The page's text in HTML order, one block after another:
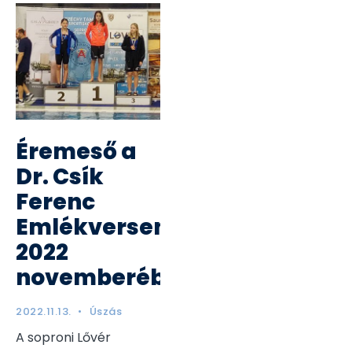
Éremeső a
Dr. Csík
Ferenc
Emlékversenyen
2022
novemberében
2022.11.13. • Úszás
A soproni Lővér